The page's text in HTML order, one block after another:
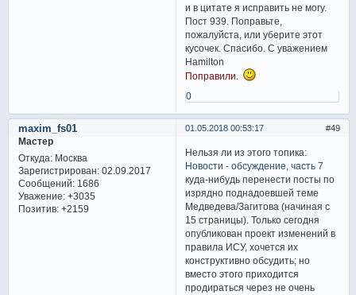
и в цитате я исправить не могу.
Пост 939. Поправьте,
пожалуйста, или уберите этот
кусочек. Спасибо. С уважением
Hamilton
Поправили.
0
49
01.05.2018 00:53:17
maxim_fs01
Мастер
Откуда:Москва
Зарегистрирован: 02.09.2017
Сообщений:1686
Уважение: +3035
Позитив: +2159
Нельзя ли из этого топика:
Новости - обсуждение, часть 7
куда-нибудь перенести посты по
изрядно поднадоевшей теме
Медведева/Загитова (начиная с
15 страницы). Только сегодня
опубликован проект изменений в
правила ИСУ, хочется их
конструктивно обсудить; но
вместо этого приходится
продираться через не очень